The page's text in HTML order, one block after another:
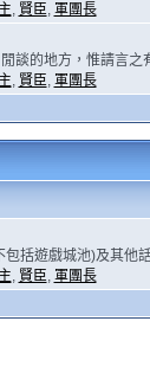
, 賢臣, 軍團長
談的地方，惟請言之
, 賢臣, 軍團長
包括遊戲城池)及其他
, 賢臣, 軍團長